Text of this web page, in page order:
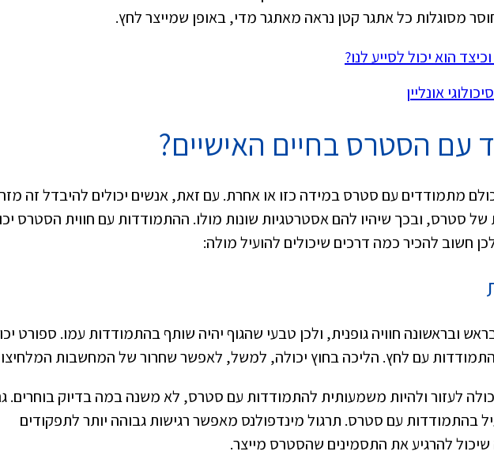
מסוגלות כל אתגר קטן נראה מאתגר מדי, באופן שמייצר לחץ.
הוא יכול לסייע לנו?
אונליין
עם הסטרס בחיים האישיים?
מתמודדים עם סטרס במידה כזו או אחרת. עם זאת, אנשים יכולים להיבדל זה
של סטרס, ובכך שיהיו להם אסטרטגיות שונות מולו. ההתמודדות עם חווית הסטרס
חשוב להכיר כמה דרכים שיכולים להועיל מולה:
ובראשונה חוויה גופנית, ולכן טבעי שהגוף יהיה שותף בהתמודדות עמו. ספורט
עם לחץ. הליכה בחוץ יכולה, למשל, לאפשר שחרור של המחשבות
לעזור ולהיות משמעותית להתמודדות עם סטרס, לא משנה במה בדיוק בוחרים.
בהתמודדות עם סטרס. תרגול מינדפולנס מאפשר רגישות גבוהה יותר לתפקודים
להרגיע את התסמינים שהסטרס מייצר.